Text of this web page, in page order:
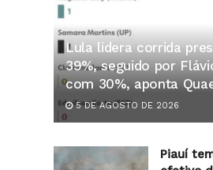
Lula lidera corrida
39%, seguido por
com 30%, aponta
5 DE AGOSTO DE 2026
Piauí